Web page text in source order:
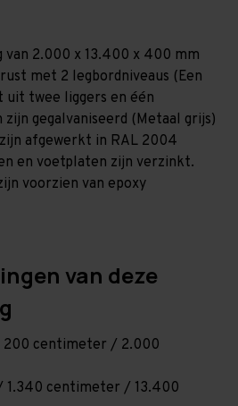
2.000 x 13.400 x 400 mm
met 2 legbordniveaus (Een
uit twee liggers en één
gegalvaniseerd (Metaal grijs)
afgewerkt in RAL 2004
en voetplaten zijn verzinkt.
voorzien van epoxy
van deze
200 centimeter / 2.000
1.340 centimeter / 13.400